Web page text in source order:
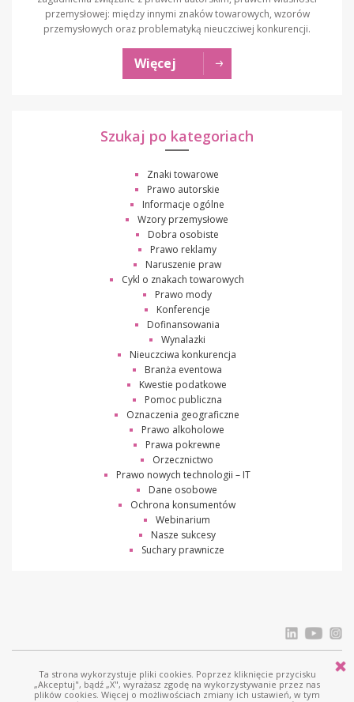
przemysłowej: między innymi znaków towarowych, wzorów
przemysłowych oraz problematyką nieuczciwej konkurencji.
Więcej
Szukaj po kategoriach
Znaki towarowe
Prawo autorskie
Informacje ogólne
Wzory przemysłowe
Dobra osobiste
Prawo reklamy
Naruszenie praw
Cykl o znakach towarowych
Prawo mody
Konferencje
Dofinansowania
Wynalazki
Nieuczciwa konkurencja
Branża eventowa
Kwestie podatkowe
Pomoc publiczna
Oznaczenia geograficzne
Prawo alkoholowe
Prawa pokrewne
Orzecznictwo
Prawo nowych technologii – IT
Dane osobowe
Ochrona konsumentów
Webinarium
Nasze sukcesy
Suchary prawnicze
© Ostrowski i Wspólnicy | www.ostrowski.legal| Wszystkie prawa zastrzeżone
Licznik odwiedziń: 837254
Ta strona wykorzystuje pliki cookies. Poprzez kliknięcie przycisku
„Akceptuj", bądź „X", wyrażasz zgodę na wykorzystywanie przez nas
plików cookies. Więcej o możliwościach zmiany ich ustawień, w tym